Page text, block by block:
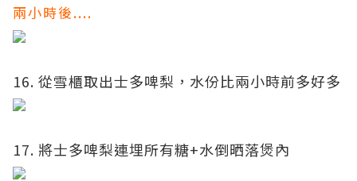
兩小時後....
16. 從雪櫃取出士多啤梨，水份比兩小時前多好多
17. 將士多啤梨連埋所有糖+水倒晒落煲內